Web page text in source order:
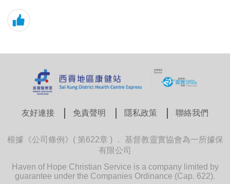
友好連接 免責聲明 隱私政策 聯絡我們
根據《公司條例》( 第622章 ) ． 基督教靈實協會為一所據保
有限公司
Haven of Hope Christian Service is a company limited by
guarantee under the Companies Ordinance (Cap. 622).